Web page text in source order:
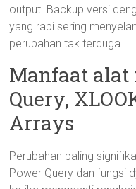
output. Backup versi
yang rapi sering
perubahan tak terduga.
Manfaat alat
Query,
Arrays
Perubahan paling
Power Query dan fungsi